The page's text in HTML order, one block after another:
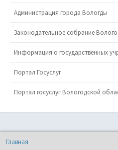
Администрация города Вологды
Законодательное собрание
Информация о государственных
Портал Госуслуг
Портал госуслуг Вологодской
Главная